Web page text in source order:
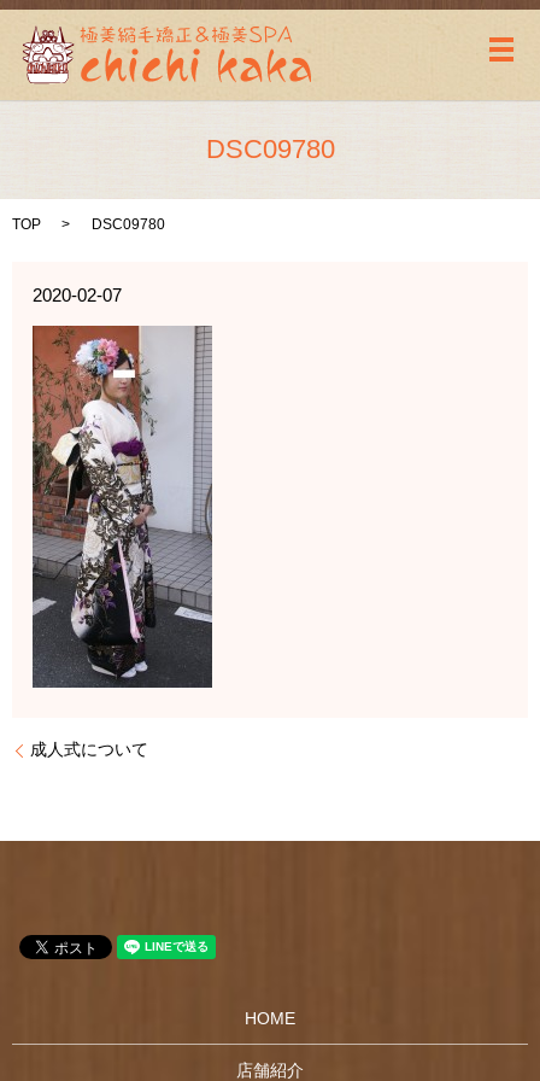
メ
DSC09780
TOP DSC09780
2020-02-07
成人式について
HOME
店舗紹介